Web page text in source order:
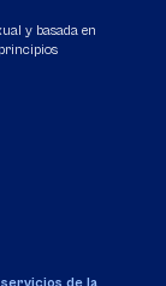
y basada en